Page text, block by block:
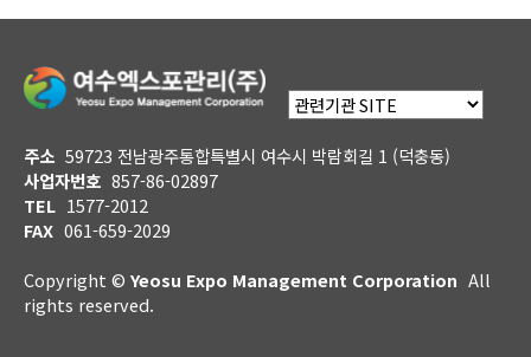
주소 59723 전남광주통합특별시 여수시 박람회길 1 (덕충동)
사업자번호 857-86-02897
TEL 1577-2012
FAX 061-659-2029
Copyright © Yeosu Expo Management Corporation All
rights reserved.